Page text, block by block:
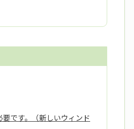
です。（新しいウィンド